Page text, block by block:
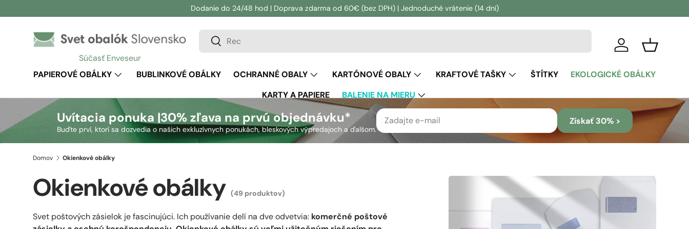
Prejsť na obsah
Dodanie do 24/48 hod | Doprava zdarma od 60€ (bez DPH) | Jednoduché vrátenie (14 dní)
Súčasť Enveseur
Vyhľadávanie
Vyhľadávanie
Prihlásiť sa
Košík
PAPIEROVÉ OBÁLKY BUBLINKOVÉ OBÁLKY OCHRANNÉ OBALY KARTÓNOVÉ OBALY KRAFTOVÉ TAŠKY ŠTÍTKY
EKOLOGICKÉ OBÁLKY
KARTY A PAPIERE
BALENIE NA MIERU
Uvítacia ponuka |30% zľava na prvú objednávku*
Buďte prví, ktorí sa dozvedia o našich exkluzívnych ponukách, bleskových výpredajoch a ďalšom.
Získať 30% >
Domov Okienkové obálky
Okienkové obálky (49 produktov)
Svet poštových zásielok je fascinujúci. Ich používanie delí na dve odvetvia: komerčné poštové